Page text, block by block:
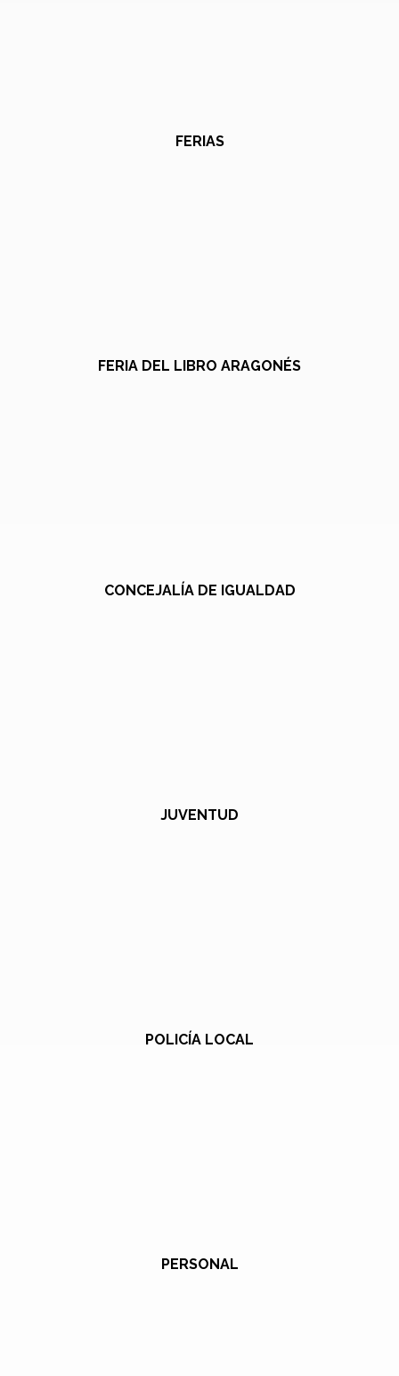
FERIAS
FERIA DEL LIBRO ARAGONÉS
CONCEJALÍA DE IGUALDAD
JUVENTUD
POLICÍA LOCAL
PERSONAL